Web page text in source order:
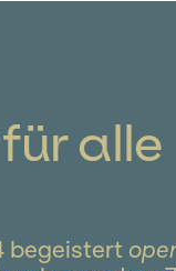
alle
begeistert